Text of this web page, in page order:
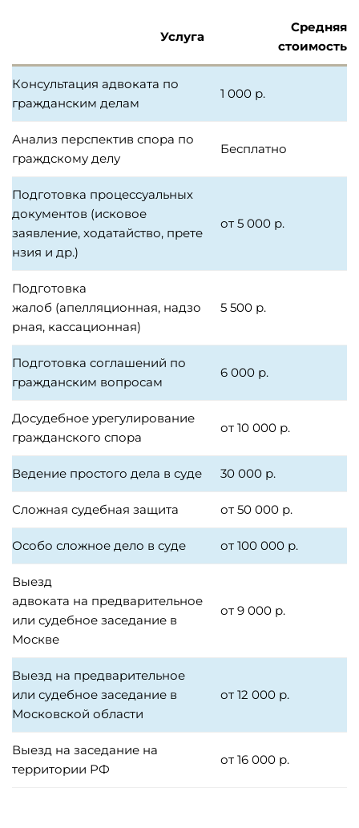
Услуга
Средняя
стоимость
Консультация адвоката по
гражданским делам
1 000 р.
Анализ перспектив спора по
граждскому делу
Бесплатно
Подготовка процессуальных
документов (исковое
заявление, ходатайство, прете
нзия и др.)
от 5 000 р.
Подготовка
жалоб (апелляционная, надзо
рная, кассационная)
5 500 р.
Подготовка соглашений по
гражданским вопросам
6 000 р.
Досудебное урегулирование
гражданского спора
от 10 000 р.
Ведение простого дела в суде 30 000 р.
Сложная судебная защита от 50 000 р.
Особо сложное дело в суде от 100 000 р.
Выезд
адвоката на предварительное
или судебное заседание в
Москве
от 9 000 р.
Выезд на предварительное
или судебное заседание в
Московской области
от 12 000 р.
Выезд на заседание на
территории РФ
от 16 000 р.